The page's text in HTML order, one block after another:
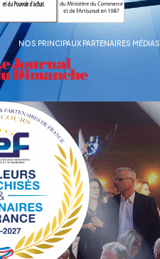
NOS PRINCIPAUX PARTENAIRES MÉDIAS